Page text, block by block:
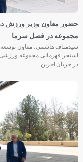
حضور معاون وزیر ورزش در
مجموعه در فصل سرما
سیدمناف هاشمی، معاون توسعه
استخر قهرمانی مجموعه ورزشی
در جریان آخرین